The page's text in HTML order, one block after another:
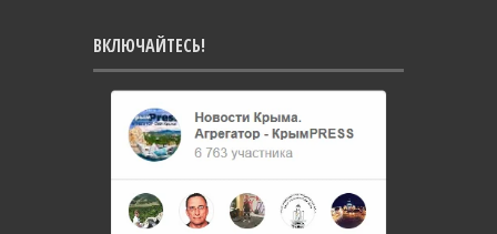
ВКЛЮЧАЙТЕСЬ!